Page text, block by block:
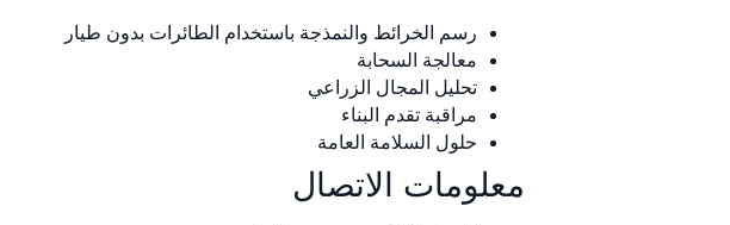
رسم الخرائط والنمذجة باستخدام الطائرات بدون طيار
معالجة السحابة
تحليل المجال الزراعي
مراقبة تقدم البناء
حلول السلامة العامة
معلومات الاتصال